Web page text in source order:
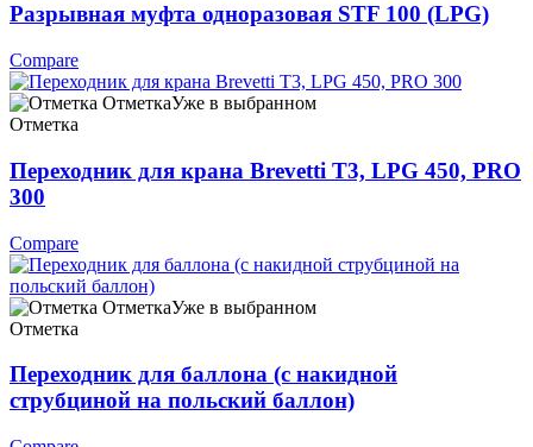
Разрывная муфта одноразовая STF 100 (LPG)
Compare
ОтметкаУже в выбранном
Отметка
Переходник для крана Brevetti T3, LPG 450, PRO
300
Compare
ОтметкаУже в выбранном
Отметка
Переходник для баллона (с накидной
струбциной на польский баллон)